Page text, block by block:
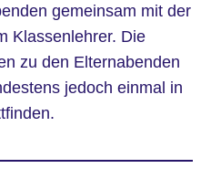
gemeinsam mit der
Klassenlehrer. Die
zu den Elternabenden
jedoch einmal in